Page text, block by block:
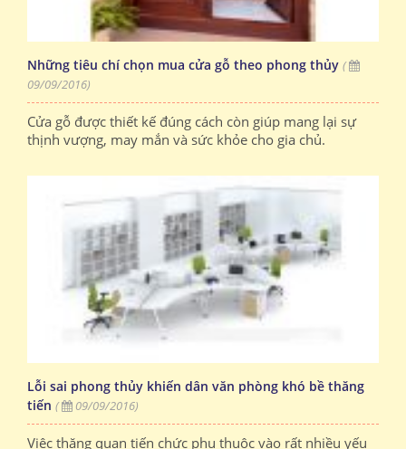
Những tiêu chí chọn mua cửa gỗ theo phong thủy (
09/09/2016)
Cửa gỗ được thiết kế đúng cách còn giúp mang lại sự
thịnh vượng, may mắn và sức khỏe cho gia chủ.
Lỗi sai phong thủy khiến dân văn phòng khó bề thăng
tiến ( 09/09/2016)
Việc thăng quan tiến chức phụ thuộc vào rất nhiều yếu